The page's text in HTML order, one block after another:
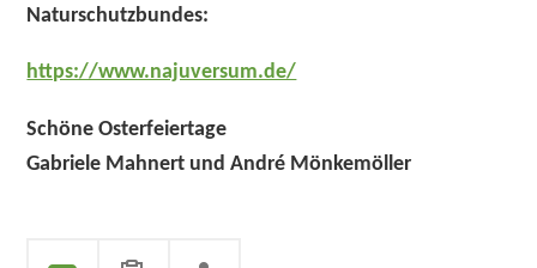
Naturschutzbundes:
https://www.najuversum.de/
Schöne Osterfeiertage
Gabriele Mahnert und André Mönkemöller